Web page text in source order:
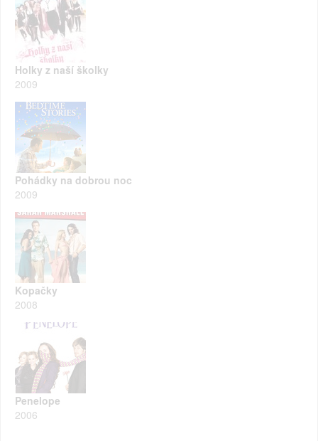
Holky z naší školky
2009
Pohádky na dobrou noc
2009
Kopačky
2008
Penelope
2006